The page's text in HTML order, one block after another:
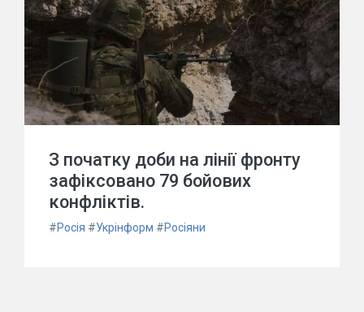
З початку доби на лінії фронту
зафіксовано 79 бойових
конфліктів.
#Росія #Укрінформ #Росіяни